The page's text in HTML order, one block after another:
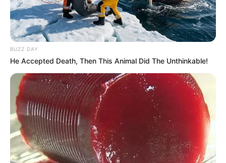
BUZZ DAY
He Accepted Death, Then This Animal Did The Unthinkable!